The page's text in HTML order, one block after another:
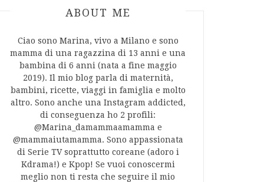
ABOUT AUTHOR
ABOUT ME
Ciao sono Marina, vivo a Milano e sono
mamma di una ragazzina di 13 anni e una
bambina di 6 anni (nata a fine maggio
2019). Il mio blog parla di maternità,
bambini, ricette, viaggi in famiglia e molto
altro. Sono anche una Instagram addicted,
di conseguenza ho 2 profili:
@Marina_damammaamamma e
@mammaiutamamma. Sono appassionata
di Serie TV soprattutto coreane (adoro i
Kdrama!) e Kpop! Se vuoi conoscermi
meglio non ti resta che seguire il mio